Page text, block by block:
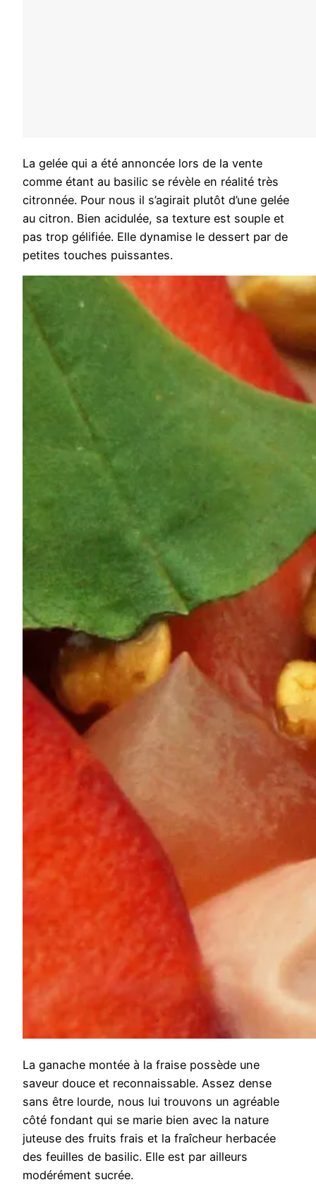
La gelée qui a été annoncée lors de la vente
comme étant au basilic se révèle en réalité très
citronnée. Pour nous il s’agirait plutôt d’une gelée
au citron. Bien acidulée, sa texture est souple et
pas trop gélifiée. Elle dynamise le dessert par de
petites touches puissantes.
La ganache montée à la fraise possède une
saveur douce et reconnaissable. Assez dense
sans être lourde, nous lui trouvons un agréable
côté fondant qui se marie bien avec la nature
juteuse des fruits frais et la fraîcheur herbacée
des feuilles de basilic. Elle est par ailleurs
modérément sucrée.